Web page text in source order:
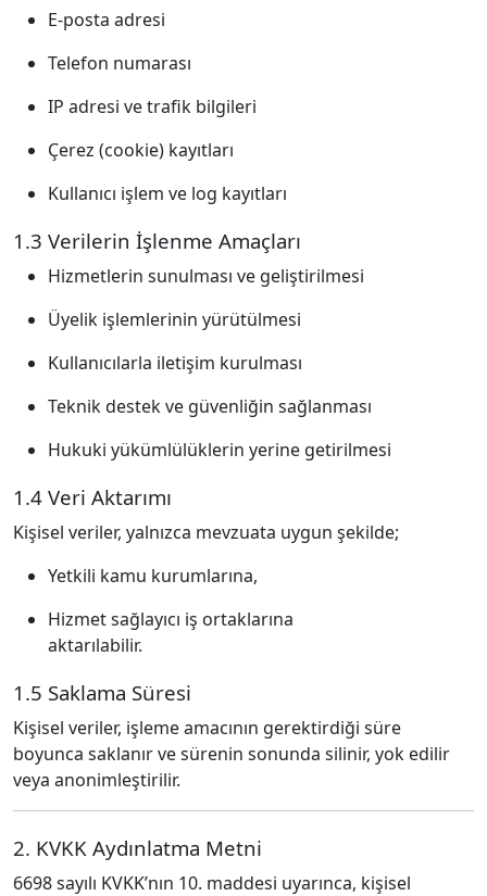
E‑posta adresi
Telefon numarası
IP adresi ve trafik bilgileri
Çerez (cookie) kayıtları
Kullanıcı işlem ve log kayıtları
1.3 Verilerin İşlenme Amaçları
Hizmetlerin sunulması ve geliştirilmesi
Üyelik işlemlerinin yürütülmesi
Kullanıcılarla iletişim kurulması
Teknik destek ve güvenliğin sağlanması
Hukuki yükümlülüklerin yerine getirilmesi
1.4 Veri Aktarımı
Kişisel veriler, yalnızca mevzuata uygun şekilde;
Yetkili kamu kurumlarına,
Hizmet sağlayıcı iş ortaklarına
aktarılabilir.
1.5 Saklama Süresi
Kişisel veriler, işleme amacının gerektirdiği süre
boyunca saklanır ve sürenin sonunda silinir, yok edilir
veya anonimleştirilir.
2. KVKK Aydınlatma Metni
6698 sayılı KVKK’nın 10. maddesi uyarınca, kişisel